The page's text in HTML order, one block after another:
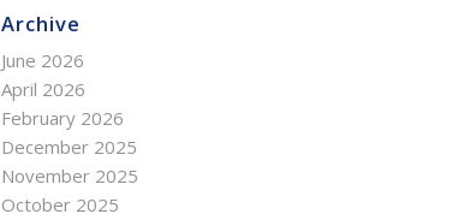
Archive
June 2026
April 2026
February 2026
December 2025
November 2025
October 2025